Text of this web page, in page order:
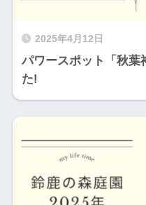
2025年4月12日
パワースポット「秋葉
た!